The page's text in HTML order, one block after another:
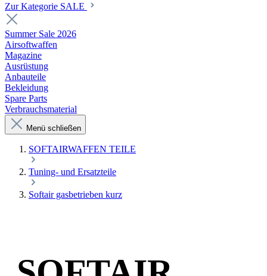
Zur Kategorie SALE
Summer Sale 2026
Airsoftwaffen
Magazine
Ausrüstung
Anbauteile
Bekleidung
Spare Parts
Verbrauchsmaterial
Menü schließen
SOFTAIRWAFFEN TEILE
Tuning- und Ersatzteile
Softair gasbetrieben kurz